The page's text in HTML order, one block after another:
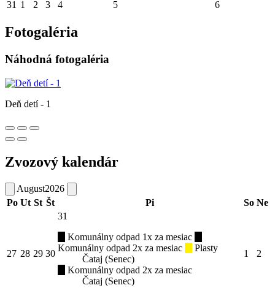
31 1 2 3 4 5 6
Fotogaléria
Náhodná fotogaléria
Deň detí - 1
Zvozový kalendár
August2026
Po Ut St Št Pi So Ne
27 28 29 30
31
Komunálny odpad 1x za mesiac
Komunálny odpad 2x za mesiac
Plasty
Čataj (Senec)
Komunálny odpad 2x za mesiac
Čataj (Senec)
1 2